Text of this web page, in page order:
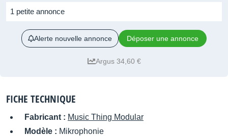
1 petite annonce
Alerte nouvelle annonce Déposer une annonce
Argus 34,60 €
FICHE TECHNIQUE
Fabricant : Music Thing Modular
Modèle : Mikrophonie